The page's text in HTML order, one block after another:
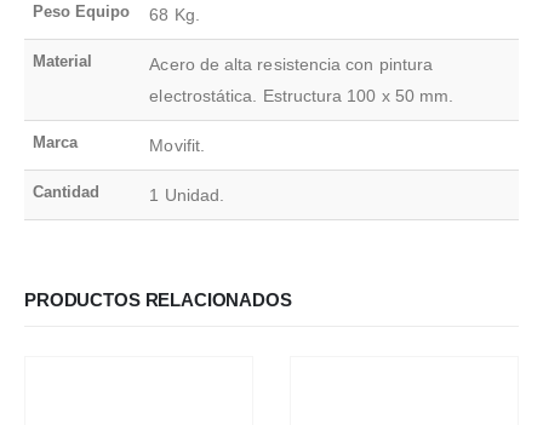
Peso Equipo 68 Kg.
Material
Acero de alta resistencia con pintura
electrostática. Estructura 100 x 50 mm.
Marca Movifit.
Cantidad 1 Unidad.
PRODUCTOS RELACIONADOS